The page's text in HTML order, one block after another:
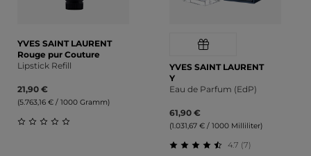
YVES SAINT LAURENT
Rouge pur Couture
Lipstick Refill
21,90 €
(5.763,16 € / 1000 Gramm)
Durchschnittliche Bewertung von 0 von 5 Sternen
YVES SAINT LAURENT
Y
Eau de Parfum (EdP)
61,90 €
(1.031,67 € / 1000 Milliliter)
4.7 (7)